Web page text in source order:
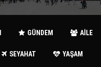
GÜNDEM AİLE
SEYAHAT YAŞAM